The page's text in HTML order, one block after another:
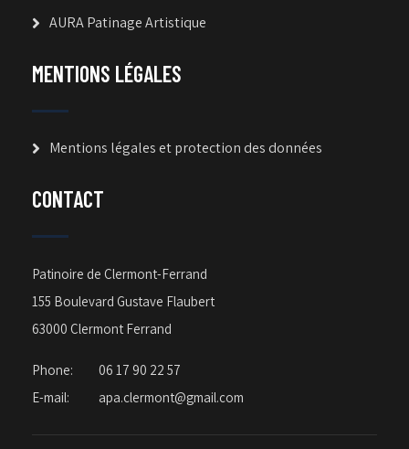
AURA Patinage Artistique
MENTIONS LÉGALES
Mentions légales et protection des données
CONTACT
Patinoire de Clermont-Ferrand
155 Boulevard Gustave Flaubert
63000 Clermont Ferrand
Phone:
06 17 90 22 57
E-mail:
apa.clermont@gmail.com